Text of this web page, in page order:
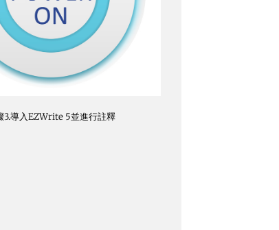
3.導入EZWrite 5並進行註釋